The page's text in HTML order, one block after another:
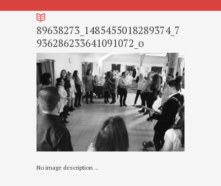
89638273_1485455018289374_7
936286233641091072_o
No image description ...